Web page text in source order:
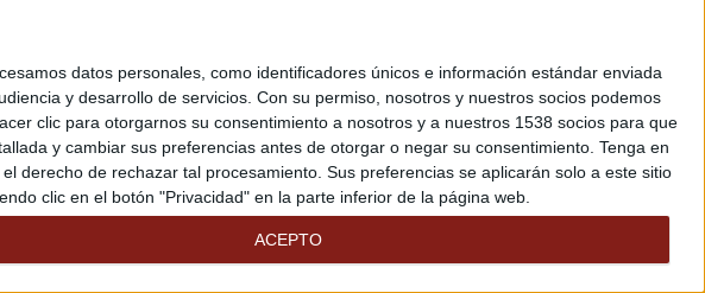
datos personales, como identificadores únicos e información estándar enviada
y desarrollo de servicios. Con su permiso, nosotros y nuestros socios podemos
clic para otorgarnos su consentimiento a nosotros y a nuestros 1538 socios para que
y cambiar sus preferencias antes de otorgar o negar su consentimiento. Tenga en
derecho de rechazar tal procesamiento. Sus preferencias se aplicarán solo a este sitio
clic en el botón "Privacidad" en la parte inferior de la página web.
ACEPTO